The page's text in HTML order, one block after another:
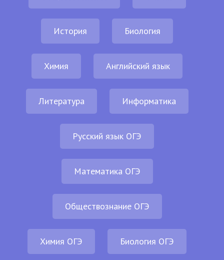
История Биология
Химия Английский язык
Литература Информатика
Русский язык ОГЭ
Математика ОГЭ
Обществознание ОГЭ
Химия ОГЭ Биология ОГЭ